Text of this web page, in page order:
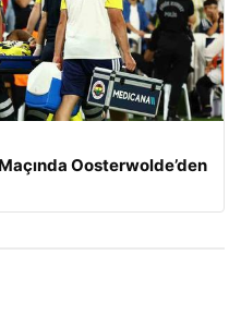
Oosterwolde’den